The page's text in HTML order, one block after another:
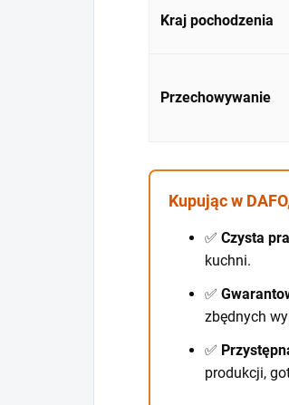
Kraj pochodzenia
Przechowywanie
Kupując w
✅ Czysta
kuchni.
✅
zbędnych
✅
produkcji,